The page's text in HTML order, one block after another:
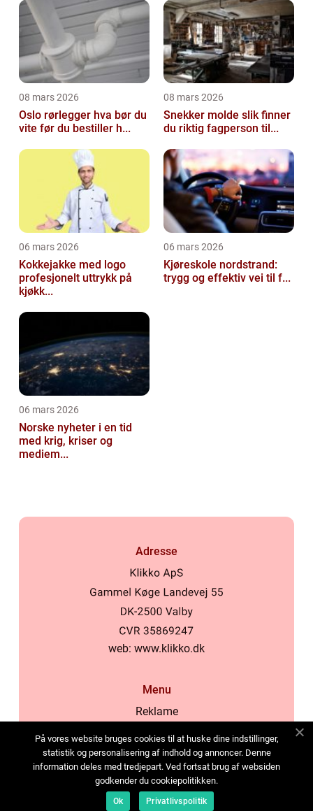
08 mars 2026
Oslo rørlegger hva bør du
vite før du bestiller h...
08 mars 2026
Snekker molde slik finner
du riktig fagperson til...
06 mars 2026
Kokkejakke med logo
profesjonelt uttrykk på
kjøkk...
06 mars 2026
Kjøreskole nordstrand:
trygg og effektiv vei til f...
06 mars 2026
Norske nyheter i en tid
med krig, kriser og
mediem...
Adresse
web: www.klikko.dk
Menu
Reklame
Cookies
Kontakt Oss
Sitemap
På vores website bruges cookies til at huske dine indstillinger,
statistik og personalisering af indhold og annoncer. Denne
information deles med tredjepart. Ved fortsat brug af websiden
godkender du cookiepolitikken.
Ok Privatlivspolitik